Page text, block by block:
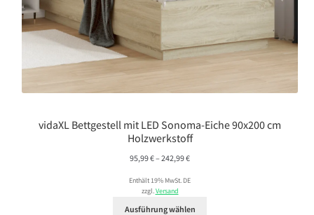
vidaXL Bettgestell mit LED Sonoma-Eiche 90x200 cm
Holzwerkstoff
95,99€– 242,99€Preisspanne:
bis
Enthält 19% MwSt. DE
zzgl.Versand
Ausführung wählen